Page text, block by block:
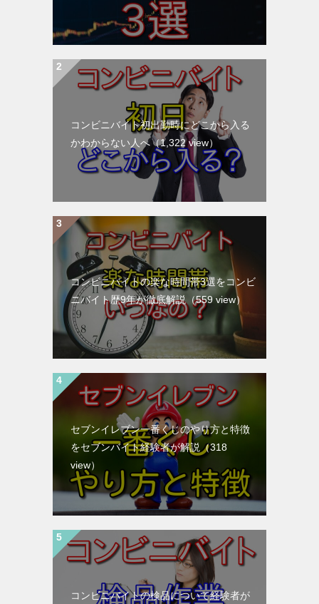
コンビニバイト初出勤時にどこから入る
かわからない人へ（1,322 view）
コンビニバイトの楽な時間帯3選をコンビ
ニバイト歴9年が徹底解説 （559 view）
セブンイレブン一番くじのやり方と特徴
をセブンバイト経験者が解説 （318
view）
コンビニバイトの検品について経験者が